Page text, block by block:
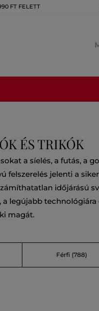
FT FELETT
ÉS TRIKÓK
a síelés, a futás, a
felszerelés jelenti a
időjárású
legújabb technológiára
magát.
Férfi (788)